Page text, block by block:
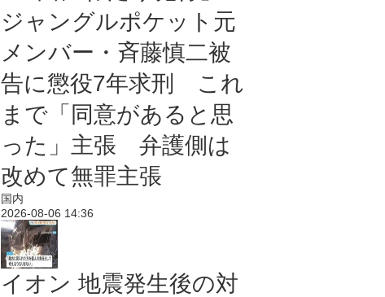
ジャングルポケット元
メンバー・斉藤慎二被
告に懲役7年求刑 これ
まで「同意があると思
った」主張 弁護側は
改めて無罪主張
国内
2026-08-06 14:36
イオン 地震発生後の対